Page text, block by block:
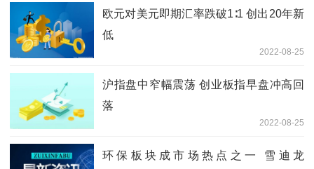
欧元对美元即期汇率跌破1∶1 创出20年新
低
2022-08-25
沪指盘中窄幅震荡 创业板指早盘冲高回
落
2022-08-25
环保板块成市场热点之一 雪迪龙